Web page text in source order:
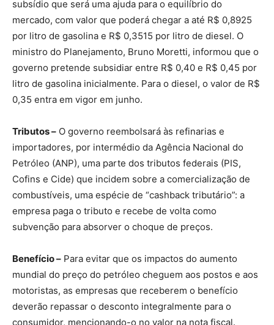
subsídio que será uma ajuda para o equilíbrio do
mercado, com valor que poderá chegar a até R$ 0,8925
por litro de gasolina e R$ 0,3515 por litro de diesel. O
ministro do Planejamento, Bruno Moretti, informou que o
governo pretende subsidiar entre R$ 0,40 e R$ 0,45 por
litro de gasolina inicialmente. Para o diesel, o valor de R$
0,35 entra em vigor em junho.
Tributos – O governo reembolsará às refinarias e
importadores, por intermédio da Agência Nacional do
Petróleo (ANP), uma parte dos tributos federais (PIS,
Cofins e Cide) que incidem sobre a comercialização de
combustíveis, uma espécie de “cashback tributário”: a
empresa paga o tributo e recebe de volta como
subvenção para absorver o choque de preços.
Benefício – Para evitar que os impactos do aumento
mundial do preço do petróleo cheguem aos postos e aos
motoristas, as empresas que receberem o benefício
deverão repassar o desconto integralmente para o
consumidor, mencionando-o no valor na nota fiscal.